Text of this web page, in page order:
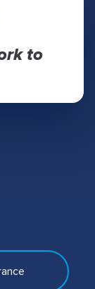
to